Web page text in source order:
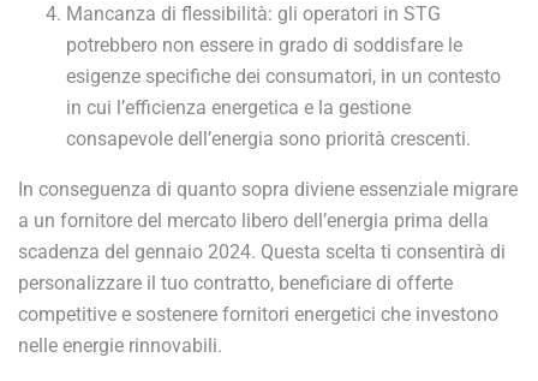
Mancanza di flessibilità: gli operatori in STG
potrebbero non essere in grado di soddisfare le
esigenze specifiche dei consumatori, in un contesto
in cui l’efficienza energetica e la gestione
consapevole dell’energia sono priorità crescenti.
In conseguenza di quanto sopra diviene essenziale migrare
a un fornitore del mercato libero dell’energia prima della
scadenza del gennaio 2024. Questa scelta ti consentirà di
personalizzare il tuo contratto, beneficiare di offerte
competitive e sostenere fornitori energetici che investono
nelle energie rinnovabili.